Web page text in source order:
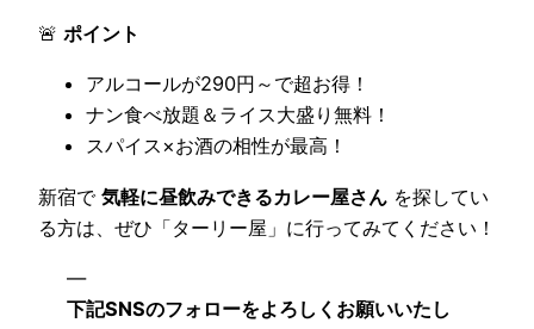
🚨 ポイント
アルコールが290円～で超お得！
ナン食べ放題＆ライス大盛り無料！
スパイス×お酒の相性が最高！
新宿で 気軽に昼飲みできるカレー屋さん を探してい
る方は、ぜひ「ターリー屋」に行ってみてください！
—
下記SNSのフォローをよろしくお願いいたし